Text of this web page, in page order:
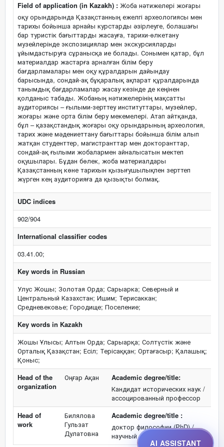
Field of application (in Kazakh) : Жоба нәтижелері жоғары
оқу орындарында Қазақстанның ежелгі археологиясы мен
тарихы бойынша арнайы курстарды әзірлеуге, болашағы
бар туристік бағыттарды жасауға, тарихи-өлкетану
музейлерінде экспозициялар мен экскурсияларды
ұйымдастыруға сұранысқа ие болады. Сонымен қатар, бұл
материалдар жастарға арналған білім беру
бағдарламалары мен оқу құралдарын дайындау
барысында, сондай-ақ бұқаралық ақпарат құралдарында
танымдық бағдарламалар жасау кезінде де кеңінен
қолданыс табады. Жобаның нәтижелерінің мақсатты
аудиториясы – ғылыми-зерттеу институттары, музейлер,
жоғары және орта білім беру мекемелері. Атап айтқанда,
бұл – қазақстандық жоғары оқу орындарының археология,
тарих және мәдениеттану бағыттары бойынша білім алып
жатқан студенттер, магистранттар мен докторанттар,
сондай-ақ ғылыми жобалармен айналысатын мектеп
оқушылары. Бұдан бөлек, жоба материалдары
Қазақстанның көне тарихын қызығушылықпен зерттеп
жүрген кең аудиторияға да қызықты болмақ.
UDC indices
902/904
International classifier codes
03.41.00;
Key words in Russian
Улус Жошы; Золотая Орда; Сарыарка; Северный и
Центральный Казахстан; Ишим; Терисаккан;
Средневековье; Городище; Поселение;
Key words in Kazakh
Жошы Ұлысы; Алтын Орда; Сарыарқа; Солтүстік және
Орталық Қазақстан; Есіл; Терісаққан; Ортағасыр; Қалашық;
Қоныс;
Head of the
organization
Оңғар Ақан
Academic degree/title:
Кандидат исторических наук /
ассоцированный профессор
Head of
work
Билялова
Гульзат
Дулатовна
Academic degree/title :
доктор философии (PhD) /
научный сотрудник
AI ASSISTANT